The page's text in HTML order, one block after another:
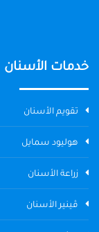
خدمات الأسنان
تقويم الأسنان
هوليود سمايل
زراعة الأسنان
ڤينير الأسنان